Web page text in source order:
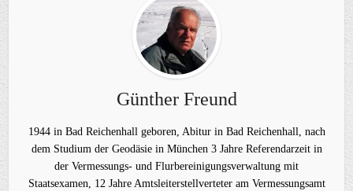
Günther Freund
1944 in Bad Reichenhall geboren, Abitur in Bad Reichenhall, nach
dem Studium der Geodäsie in München 3 Jahre Referendarzeit in
der Vermessungs- und Flurbereinigungsverwaltung mit
Staatsexamen, 12 Jahre Amtsleiterstellverteter am Vermessungsamt